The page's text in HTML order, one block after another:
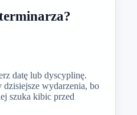
datę lub dyscyplinę.
wydarzenia, bo
szuka kibic przed